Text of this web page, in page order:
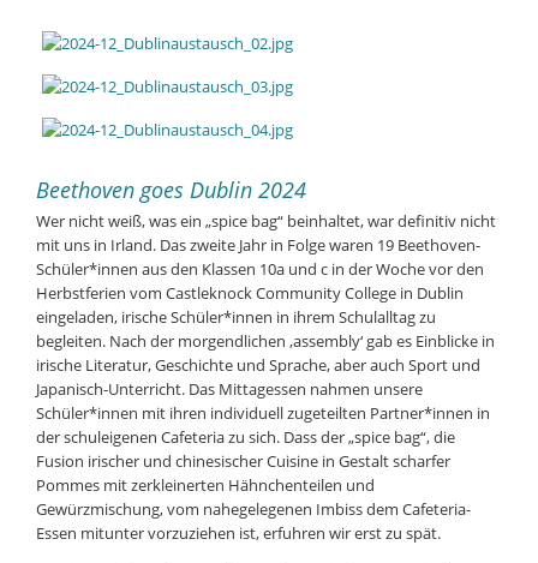
Beethoven goes Dublin 2024
Wer nicht weiß, was ein „spice bag“ beinhaltet, war definitiv nicht
mit uns in Irland. Das zweite Jahr in Folge waren 19 Beethoven-
Schüler*innen aus den Klassen 10a und c in der Woche vor den
Herbstferien vom Castleknock Community College in Dublin
eingeladen, irische Schüler*innen in ihrem Schulalltag zu
begleiten. Nach der morgendlichen ‚assembly‘ gab es Einblicke in
irische Literatur, Geschichte und Sprache, aber auch Sport und
Japanisch-Unterricht. Das Mittagessen nahmen unsere
Schüler*innen mit ihren individuell zugeteilten Partner*innen in
der schuleigenen Cafeteria zu sich. Dass der „spice bag“, die
Fusion irischer und chinesischer Cuisine in Gestalt scharfer
Pommes mit zerkleinerten Hähnchenteilen und
Gewürzmischung, vom nahegelegenen Imbiss dem Cafeteria-
Essen mitunter vorzuziehen ist, erfuhren wir erst zu spät.